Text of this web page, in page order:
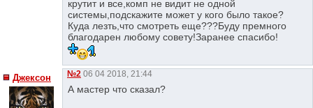
крутит и все,комп не видит не одной
системы,подскажите может у кого было такое?
Куда лезть,что смотреть еще???Буду премного
благодарен любому совету!Заранее спасибо!
Джексон №2 06 04 2018, 21:44
А мастер что сказал?